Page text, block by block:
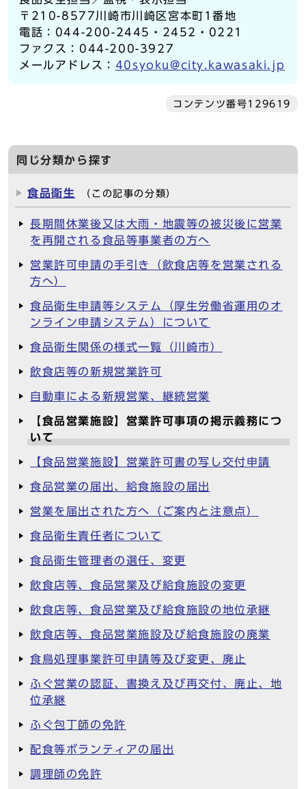
〒210-8577川崎市川崎区宮本町1番地
電話：044-200-2445・2452・0221
ファクス：044-200-3927
メールアドレス： 40syoku@city.kawasaki.jp
コンテンツ番号129619
同じ分類から探す
食品衛生 （この記事の分類）
長期間休業後又は大雨・地震等の被災後に営業
を再開される食品等事業者の方へ
営業許可申請の手引き（飲食店等を営業される
方へ）
食品衛生申請等システム（厚生労働省運用のオ
ンライン申請システム）について
食品衛生関係の様式一覧（川崎市）
飲食店等の新規営業許可
自動車による新規営業、継続営業
【食品営業施設】営業許可事項の掲示義務につ
いて
【食品営業施設】営業許可書の写し交付申請
食品営業の届出、給食施設の届出
営業を届出された方へ（ご案内と注意点）
食品衛生責任者について
食品衛生管理者の選任、変更
飲食店等、食品営業及び給食施設の変更
飲食店等、食品営業及び給食施設の地位承継
飲食店等、食品営業施設及び給食施設の廃業
食鳥処理事業許可申請等及び変更、廃止
ふぐ営業の認証、書換え及び再交付、廃止、地
位承継
ふぐ包丁師の免許
配食等ボランティアの届出
調理師の免許